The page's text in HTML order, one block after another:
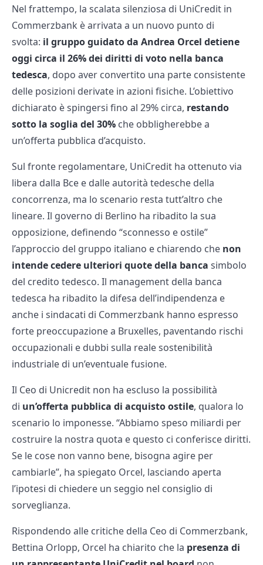
Nel frattempo, la scalata silenziosa di UniCredit in
Commerzbank è arrivata a un nuovo punto di
svolta: il gruppo guidato da Andrea Orcel detiene
oggi circa il 26% dei diritti di voto nella banca
tedesca, dopo aver convertito una parte consistente
delle posizioni derivate in azioni fisiche. L’obiettivo
dichiarato è spingersi fino al 29% circa, restando
sotto la soglia del 30% che obbligherebbe a
un’offerta pubblica d’acquisto.
Sul fronte regolamentare, UniCredit ha ottenuto via
libera dalla Bce e dalle autorità tedesche della
concorrenza, ma lo scenario resta tutt’altro che
lineare. Il governo di Berlino ha ribadito la sua
opposizione, definendo “sconnesso e ostile”
l’approccio del gruppo italiano e chiarendo che non
intende cedere ulteriori quote della banca simbolo
del credito tedesco. Il management della banca
tedesca ha ribadito la difesa dell’indipendenza e
anche i sindacati di Commerzbank hanno espresso
forte preoccupazione a Bruxelles, paventando rischi
occupazionali e dubbi sulla reale sostenibilità
industriale di un’eventuale fusione.
Il Ceo di Unicredit non ha escluso la possibilità
di un’offerta pubblica di acquisto ostile, qualora lo
scenario lo imponesse. “Abbiamo speso miliardi per
costruire la nostra quota e questo ci conferisce diritti.
Se le cose non vanno bene, bisogna agire per
cambiarle”, ha spiegato Orcel, lasciando aperta
l’ipotesi di chiedere un seggio nel consiglio di
sorveglianza.
Rispondendo alle critiche della Ceo di Commerzbank,
Bettina Orlopp, Orcel ha chiarito che la presenza di